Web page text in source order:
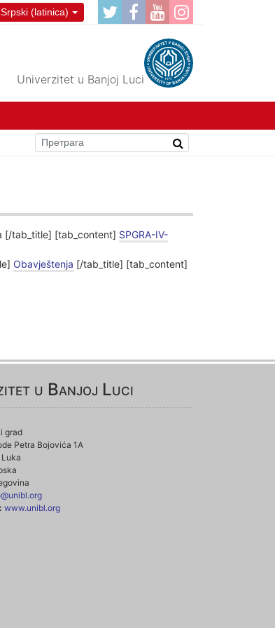
Srpski (latinica)
Univerzitet u Banjoj Luci
[/tab_title] [tab_content] SPGRA-IV-
Obavještenja [/tab_title] [tab_content]
u Banjoj Luci
grad
Petra Bojovića 1A
www.unibl.org